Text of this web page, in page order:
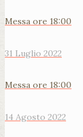
Messa ore 18:00
31 Luglio 2022
Messa ore 18:00
14 Agosto 2022